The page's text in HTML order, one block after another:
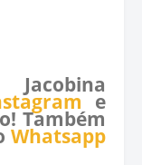
e
Também
Whatsapp